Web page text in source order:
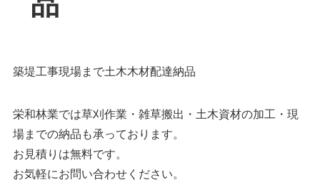
築堤工事現場まで土木木材配達納品
栄和林業では草刈作業・雑草搬出・土木資材の加工・現
場までの納品も承っております。
お見積りは無料です。
お気軽にお問い合わせください。